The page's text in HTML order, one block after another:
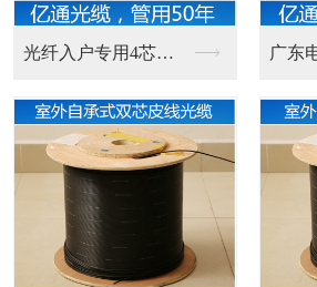
光纤入户专用4芯室内...